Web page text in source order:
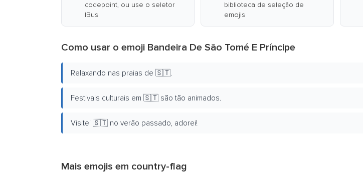
codepoint, ou use o seletor
IBus
biblioteca de seleção de
emojis
Como usar o emoji Bandeira De São Tomé E Príncipe
Relaxando nas praias de 🇸🇹.
Festivais culturais em 🇸🇹 são tão animados.
Visitei 🇸🇹 no verão passado, adorei!
Mais emojis em country-flag